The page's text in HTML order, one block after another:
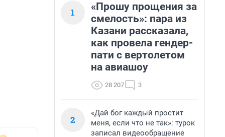
1
«Прошу прощения за
смелость»: пара из
Казани рассказала,
как провела гендер-
пати с вертолетом
на авиашоу
28 207 3
2
«Дай бог каждый простит
меня, если что не так»: турок
записал видеообращение